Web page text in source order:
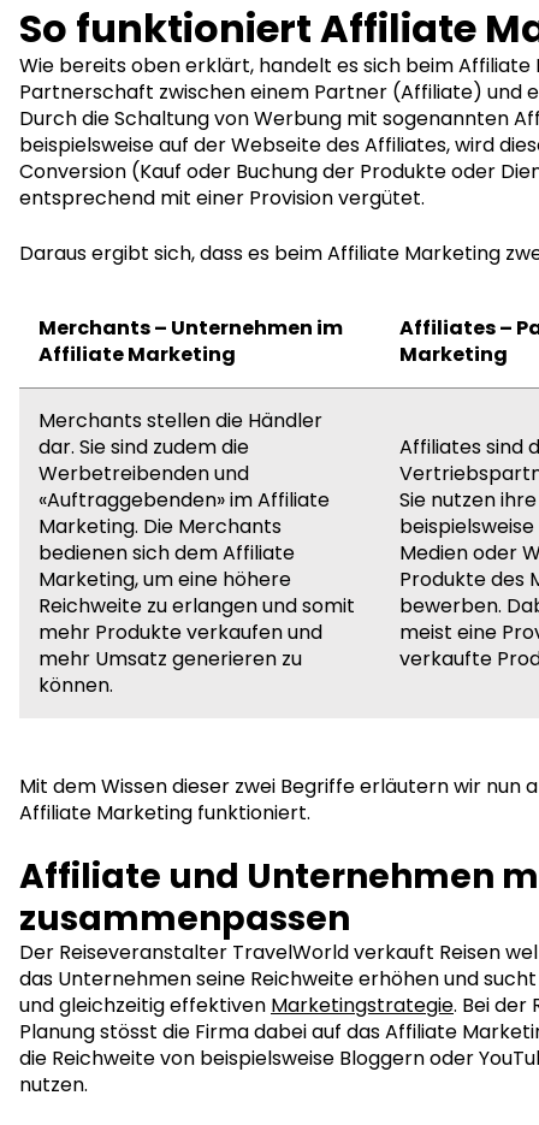
So funktioniert Affiliate
Wie bereits oben erklärt, handelt es sich beim Affiliate
Partnerschaft zwischen einem Partner (Affiliate) und
Durch die Schaltung von Werbung mit sogenannten
beispielsweise auf der Webseite des Affiliates, wird
Conversion (Kauf oder Buchung der Produkte oder
entsprechend mit einer Provision vergütet.
Daraus ergibt sich, dass es beim Affiliate Marketing
Merchants – Unternehmen im
Affiliate Marketing
Affiliates –
Marketing
Merchants stellen die Händler
dar. Sie sind zudem die
Werbetreibenden und
«Auftraggebenden» im Affiliate
Marketing. Die Merchants
bedienen sich dem Affiliate
Marketing, um eine höhere
Reichweite zu erlangen und somit
mehr Produkte verkaufen und
mehr Umsatz generieren zu
können.
Affiliates sind
Sie nutzen
Medien oder
Produkte des
bewerben.
meist eine
verkaufte
Mit dem Wissen dieser zwei Begriffe erläutern wir nun
Affiliate Marketing funktioniert.
Affiliate und Unternehmen
zusammenpassen
Der Reiseveranstalter TravelWorld verkauft Reisen
das Unternehmen seine Reichweite erhöhen und
und gleichzeitig effektiven Marketingstrategie. Bei der
Planung stösst die Firma dabei auf das Affiliate
die Reichweite von beispielsweise Bloggern oder
nutzen.